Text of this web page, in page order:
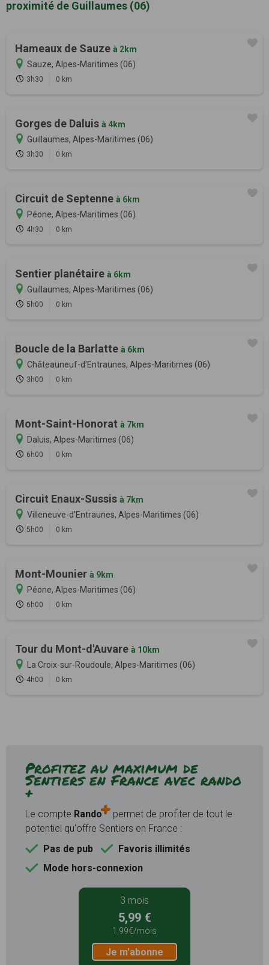
proximité de Guillaumes (06)
Hameaux de Sauze à 2km
Sauze, Alpes-Maritimes (06)
3h30 0 km
Gorges de Daluis à 4km
Guillaumes, Alpes-Maritimes (06)
3h30 0 km
Circuit de Septenne à 6km
Péone, Alpes-Maritimes (06)
4h30 0 km
Sentier planétaire à 6km
Guillaumes, Alpes-Maritimes (06)
5h00 0 km
Boucle de la Barlatte à 6km
Châteauneuf-d'Entraunes, Alpes-Maritimes (06)
3h00 0 km
Mont-Saint-Honorat à 7km
Daluis, Alpes-Maritimes (06)
6h00 0 km
Circuit Enaux-Sussis à 7km
Villeneuve-d'Entraunes, Alpes-Maritimes (06)
5h00 0 km
Mont-Mounier à 9km
Péone, Alpes-Maritimes (06)
6h00 0 km
Tour du Mont-d'Auvare à 10km
La Croix-sur-Roudoule, Alpes-Maritimes (06)
4h00 0 km
Profitez au maximum de
Sentiers en France avec rando
+
Le compte Rando
permet de profiter de tout le
potentiel qu'offre Sentiers en France :
Pas de pub
Favoris illimités
Mode hors-connexion
3 mois
5,99 €
1,99€/mois
Je m'abonne